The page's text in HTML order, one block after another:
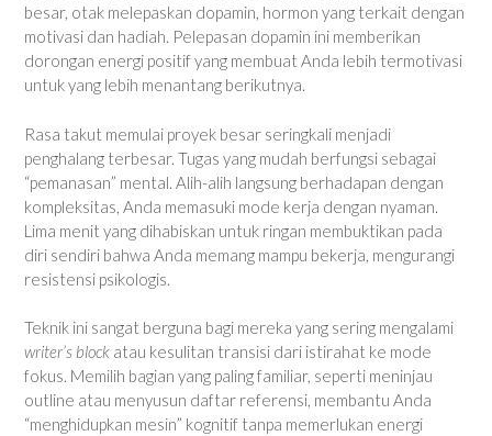
besar, otak melepaskan dopamin, hormon yang terkait dengan
motivasi dan hadiah. Pelepasan dopamin ini memberikan
dorongan energi positif yang membuat Anda lebih termotivasi
untuk yang lebih menantang berikutnya.
Rasa takut memulai proyek besar seringkali menjadi
penghalang terbesar. Tugas yang mudah berfungsi sebagai
“pemanasan” mental. Alih-alih langsung berhadapan dengan
kompleksitas, Anda memasuki mode kerja dengan nyaman.
Lima menit yang dihabiskan untuk ringan membuktikan pada
diri sendiri bahwa Anda memang mampu bekerja, mengurangi
resistensi psikologis.
Teknik ini sangat berguna bagi mereka yang sering mengalami
writer’s block atau kesulitan transisi dari istirahat ke mode
fokus. Memilih bagian yang paling familiar, seperti meninjau
outline atau menyusun daftar referensi, membantu Anda
“menghidupkan mesin” kognitif tanpa memerlukan energi